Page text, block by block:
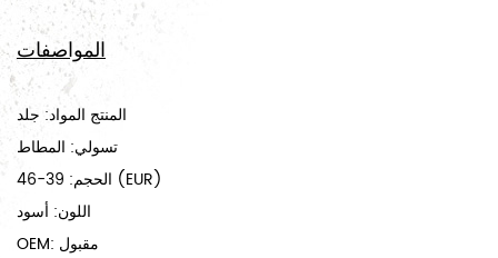
المواصفات
المنتج المواد: جلد
تسولي: المطاط
الحجم: 39-46 (EUR)
اللون: أسود
OEM: مقبول